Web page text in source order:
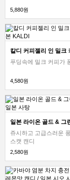
5,880원
푸딩속에 밀크 커피가
4,580원
쥬시하고 고급스러운
스캣 캔디
2,580원